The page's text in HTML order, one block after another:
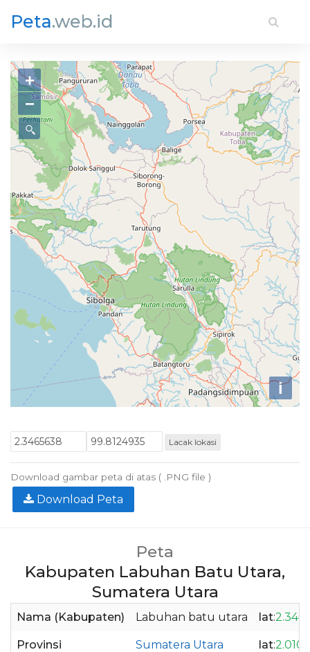
Peta.web.id
+
−
i
Lacak lokasi
Download gambar peta di atas ( .PNG file )
Download Peta
Peta
Kabupaten Labuhan Batu Utara,
Sumatera Utara
Nama (Kabupaten) Labuhan batu utara lat:
Provinsi Sumatera Utara lat: